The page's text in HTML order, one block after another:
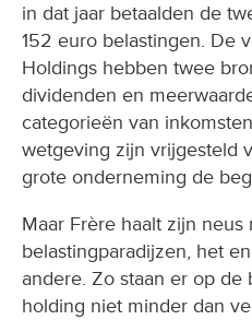
in dat jaar betaalden de
152 euro belastingen. De
Holdings hebben twee
dividenden en
categorieën van
wetgeving zijn vrijgesteld
grote onderneming de
Maar Frère haalt zijn
belastingparadijzen, het
andere. Zo staan er op de
holding niet minder dan